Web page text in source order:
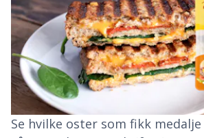
Se hvilke oster som fikk